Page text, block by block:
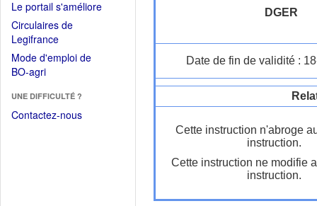
Le portail s'améliore(Fichier
Circulaires de
Legifrance(Ouvrir
dans
une
fenêtre)
Mode d'emploi de
BO-agri(Ouvrir
une
nouvelle
UNE DIFFICULTÉ ?
Contactez-nous
DGER
Date de fin de validité :
Cette instruction n'abroge
instruction.
Cette instruction ne modifie
instruction.